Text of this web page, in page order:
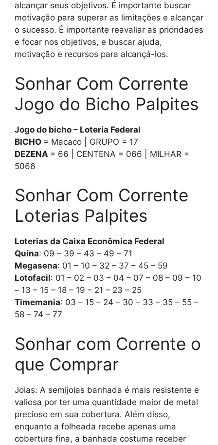
alcançar seus objetivos. É importante buscar
motivação para superar as limitações e alcançar
o sucesso. É importante reavaliar as prioridades
e focar nos objetivos, e buscar ajuda,
motivação e recursos para alcançá-los.
Sonhar Com Corrente
Jogo do Bicho Palpites
Jogo do bicho – Loteria Federal
BICHO = Macaco | GRUPO = 17
DEZENA = 66 | CENTENA = 066 | MILHAR =
5066
Sonhar Com Corrente
Loterias Palpites
Loterias da Caixa Econômica Federal
Quina: 09 – 39 – 43 – 49 – 71
Megasena: 01 – 10 – 32 – 37 – 45 – 59
Lotofacil: 01 – 02 – 03 – 04 – 07 – 08 – 09 – 10
– 13 – 15 – 18 – 19 – 21 – 23 – 25
Timemania: 03 – 15 – 24 – 30 – 33 – 35 – 55 –
58 – 74 – 77
Sonhar com Corrente o
que Comprar
Joias: A semijoias banhada é mais resistente e
valiosa por ter uma quantidade maior de metal
precioso em sua cobertura. Além disso,
enquanto a folheada recebe apenas uma
cobertura fina, a banhada costuma receber